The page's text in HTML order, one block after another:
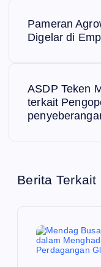
s
Pameran
Digelar di
ASDP Teken
terkait
Berita Terkait